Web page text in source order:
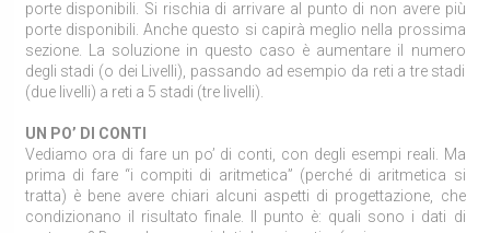
porte disponibili. Si rischia di arrivare al punto di non avere più
porte disponibili. Anche questo si capirà meglio nella prossima
sezione. La soluzione in questo caso è aumentare il numero
degli stadi (o dei Livelli), passando ad esempio da reti a tre stadi
(due livelli) a reti a 5 stadi (tre livelli).
UN PO’ DI CONTI
Vediamo ora di fare un po’ di conti, con degli esempi reali. Ma
prima di fare “i compiti di aritmetica” (perché di aritmetica si
tratta) è bene avere chiari alcuni aspetti di progettazione, che
condizionano il risultato finale. Il punto è: quali sono i dati di